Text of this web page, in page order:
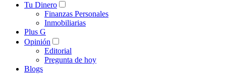
Tu Dinero
Finanzas Personales
Inmobiliarias
Plus G
Opinión
Editorial
Pregunta de hoy
Blogs